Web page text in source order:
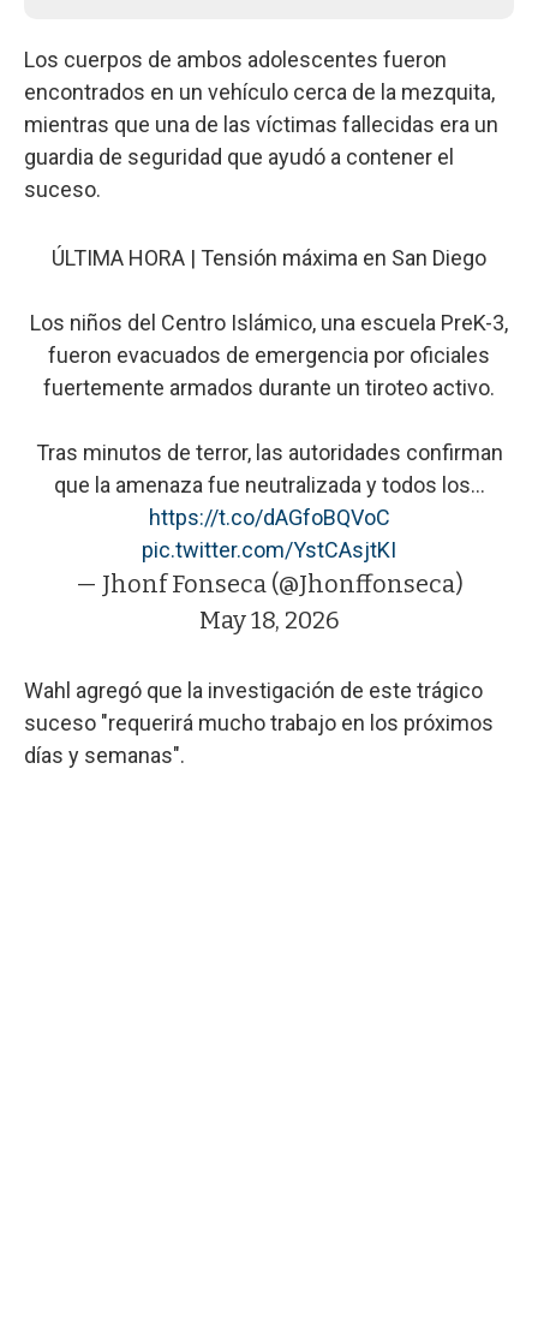
Los cuerpos de ambos adolescentes fueron
encontrados en un vehículo cerca de la mezquita,
mientras que una de las víctimas fallecidas era un
guardia de seguridad que ayudó a contener el
suceso.
ÚLTIMA HORA | Tensión máxima en San Diego
Los niños del Centro Islámico, una escuela PreK-3,
fueron evacuados de emergencia por oficiales
fuertemente armados durante un tiroteo activo.
Tras minutos de terror, las autoridades confirman
que la amenaza fue neutralizada y todos los…
https://t.co/dAGfoBQVoC
pic.twitter.com/YstCAsjtKI
— Jhonf Fonseca (@Jhonffonseca)
May 18, 2026
Wahl agregó que la investigación de este trágico
suceso "requerirá mucho trabajo en los próximos
días y semanas".